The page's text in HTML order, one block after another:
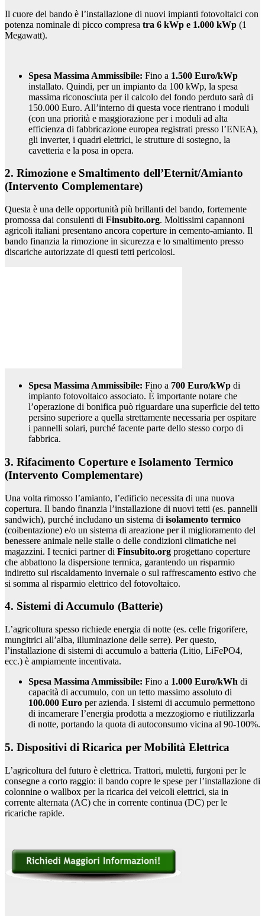
Il cuore del bando è l’installazione di nuovi impianti fotovoltaici con
potenza nominale di picco compresa tra 6 kWp e 1.000 kWp (1
Megawatt).
Spesa Massima Ammissibile: Fino a 1.500 Euro/kWp
installato. Quindi, per un impianto da 100 kWp, la spesa
massima riconosciuta per il calcolo del fondo perduto sarà di
150.000 Euro. All’interno di questa voce rientrano i moduli
(con una priorità e maggiorazione per i moduli ad alta
efficienza di fabbricazione europea registrati presso l’ENEA),
gli inverter, i quadri elettrici, le strutture di sostegno, la
cavetteria e la posa in opera.
2. Rimozione e Smaltimento dell’Eternit/Amianto
(Intervento Complementare)
Questa è una delle opportunità più brillanti del bando, fortemente
promossa dai consulenti di Finsubito.org. Moltissimi capannoni
agricoli italiani presentano ancora coperture in cemento-amianto. Il
bando finanzia la rimozione in sicurezza e lo smaltimento presso
discariche autorizzate di questi tetti pericolosi.
Spesa Massima Ammissibile: Fino a 700 Euro/kWp di
impianto fotovoltaico associato. È importante notare che
l’operazione di bonifica può riguardare una superficie del tetto
persino superiore a quella strettamente necessaria per ospitare
i pannelli solari, purché facente parte dello stesso corpo di
fabbrica.
3. Rifacimento Coperture e Isolamento Termico
(Intervento Complementare)
Una volta rimosso l’amianto, l’edificio necessita di una nuova
copertura. Il bando finanzia l’installazione di nuovi tetti (es. pannelli
sandwich), purché includano un sistema di isolamento termico
(coibentazione) e/o un sistema di areazione per il miglioramento del
benessere animale nelle stalle o delle condizioni climatiche nei
magazzini. I tecnici partner di Finsubito.org progettano coperture
che abbattono la dispersione termica, garantendo un risparmio
indiretto sul riscaldamento invernale o sul raffrescamento estivo che
si somma al risparmio elettrico del fotovoltaico.
4. Sistemi di Accumulo (Batterie)
L’agricoltura spesso richiede energia di notte (es. celle frigorifere,
mungitrici all’alba, illuminazione delle serre). Per questo,
l’installazione di sistemi di accumulo a batteria (Litio, LiFePO4,
ecc.) è ampiamente incentivata.
Spesa Massima Ammissibile: Fino a 1.000 Euro/kWh di
capacità di accumulo, con un tetto massimo assoluto di
100.000 Euro per azienda. I sistemi di accumulo permettono
di incamerare l’energia prodotta a mezzogiorno e riutilizzarla
di notte, portando la quota di autoconsumo vicina al 90-100%.
5. Dispositivi di Ricarica per Mobilità Elettrica
L’agricoltura del futuro è elettrica. Trattori, muletti, furgoni per le
consegne a corto raggio: il bando copre le spese per l’installazione di
colonnine o wallbox per la ricarica dei veicoli elettrici, sia in
corrente alternata (AC) che in corrente continua (DC) per le
ricariche rapide.